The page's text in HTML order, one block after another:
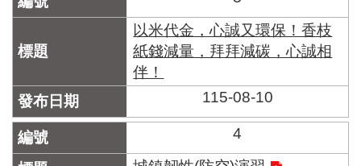
化
產
北
市
區
里
界
以米代金，心誠又環保！香枝
紙錢減量，拜拜減碳，心誠相
伴！
115-08-10
4